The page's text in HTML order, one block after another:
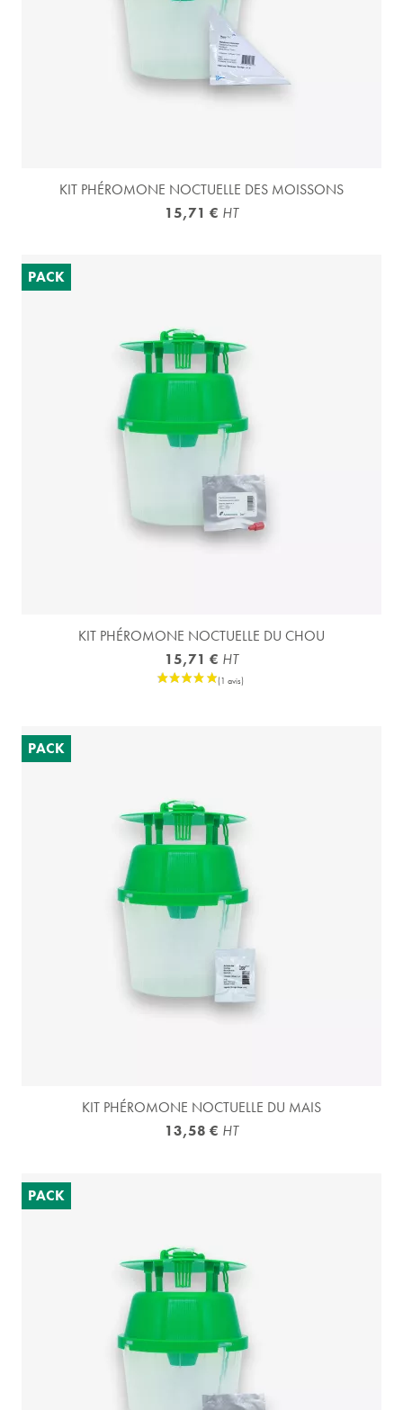
KIT PHÉROMONE NOCTUELLE DES MOISSONS
15,71 € HT
KIT PHÉROMONE NOCTUELLE DU CHOU
15,71 € HT
PACK
KIT PHÉROMONE NOCTUELLE DU MAIS
13,58 € HT
PACK
PACK